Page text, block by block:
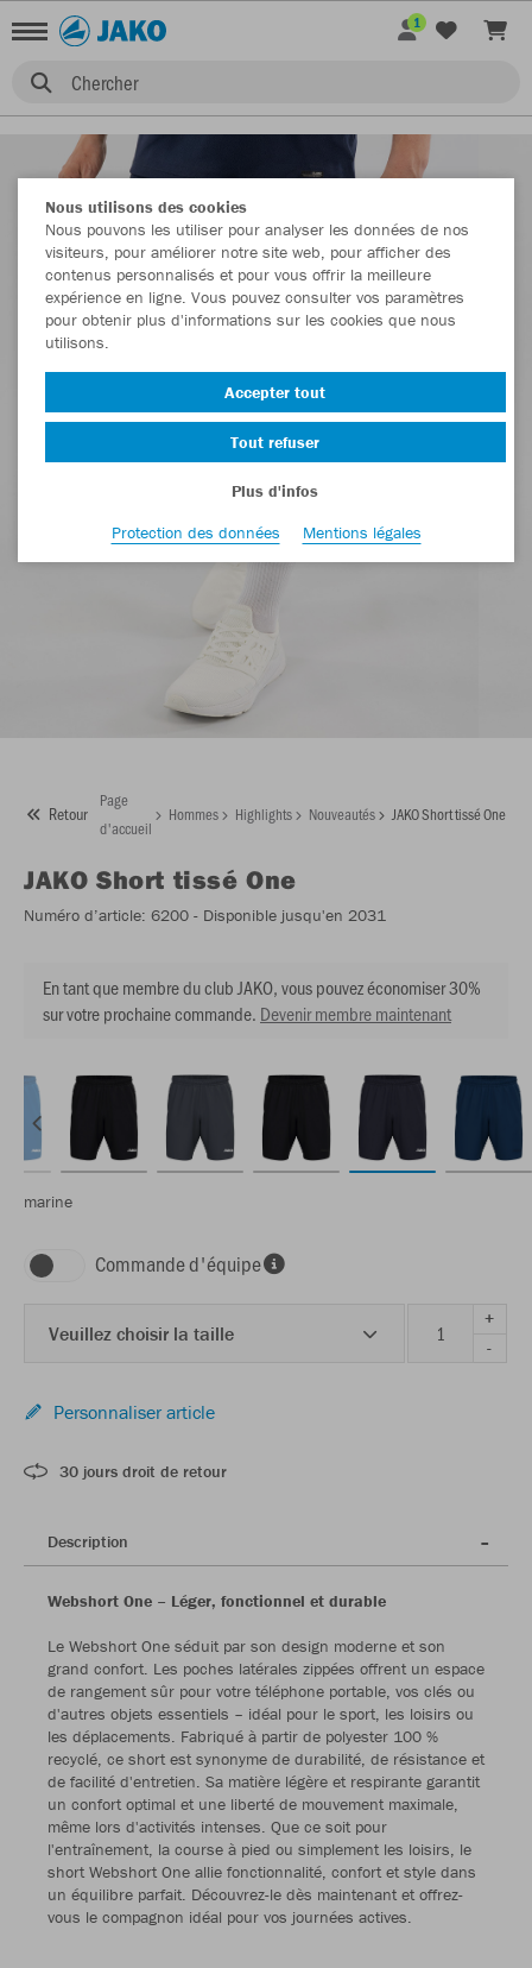
Chercher
1
Retour
Page
d'accueil
Hommes Highlights Nouveautés JAKO Short tissé One
JAKO Short tissé One
Numéro d’article: 6200 - Disponible jusqu'en 2031
En tant que membre du club JAKO, vous pouvez économiser 30%
sur votre prochaine commande. Devenir membre maintenant
marine
Commande d'équipe
Veuillez choisir la taille
+
-
Personnaliser article
30 jours droit de retour
Description
Webshort One – Léger, fonctionnel et durable
Le Webshort One séduit par son design moderne et son
grand confort. Les poches latérales zippées offrent un espace
de rangement sûr pour votre téléphone portable, vos clés ou
d'autres objets essentiels – idéal pour le sport, les loisirs ou
les déplacements. Fabriqué à partir de polyester 100 %
recyclé, ce short est synonyme de durabilité, de résistance et
de facilité d'entretien. Sa matière légère et respirante garantit
un confort optimal et une liberté de mouvement maximale,
même lors d'activités intenses. Que ce soit pour
l'entraînement, la course à pied ou simplement les loisirs, le
short Webshort One allie fonctionnalité, confort et style dans
un équilibre parfait. Découvrez-le dès maintenant et offrez-
vous le compagnon idéal pour vos journées actives.
Nous utilisons des cookies
Nous pouvons les utiliser pour analyser les données de nos
visiteurs, pour améliorer notre site web, pour afficher des
contenus personnalisés et pour vous offrir la meilleure
expérience en ligne. Vous pouvez consulter vos paramètres
pour obtenir plus d'informations sur les cookies que nous
utilisons.
Accepter tout
Tout refuser
Plus d'infos
Protection des données
Mentions légales